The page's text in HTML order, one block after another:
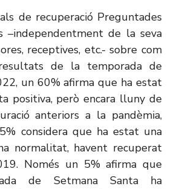
de recuperació Preguntades
–independentment de la seva
receptives, etc.- sobre com
de la temporada de
un 60% afirma que ha estat
positiva, però encara lluny de
anteriors a la pandèmia,
considera que ha estat una
normalitat, havent recuperat
Només un 5% afirma que
de Setmana Santa ha